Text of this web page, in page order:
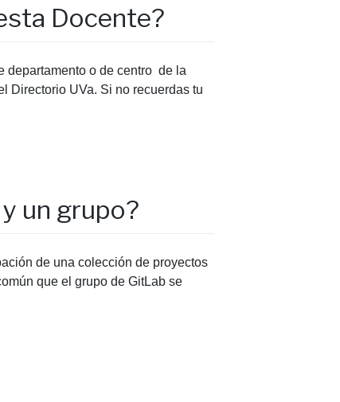
Docente?
departamento o de centro de la
Directorio UVa. Si no recuerdas tu
un grupo?
de una colección de proyectos
que el grupo de GitLab se